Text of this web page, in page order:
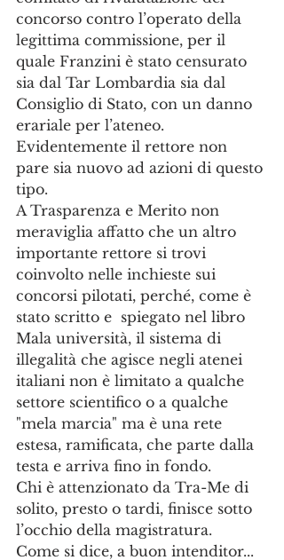
concorso contro l’operato della
legittima commissione, per il
quale Franzini è stato censurato
sia dal Tar Lombardia sia dal
Consiglio di Stato, con un danno
erariale per l’ateneo.
Evidentemente il rettore non
pare sia nuovo ad azioni di questo
tipo.
A Trasparenza e Merito non
meraviglia affatto che un altro
importante rettore si trovi
coinvolto nelle inchieste sui
concorsi pilotati, perché, come è
stato scritto e  spiegato nel libro
Mala università, il sistema di
illegalità che agisce negli atenei
italiani non è limitato a qualche
settore scientifico o a qualche
"mela marcia" ma è una rete
estesa, ramificata, che parte dalla
testa e arriva fino in fondo.
Chi è attenzionato da Tra-Me di
solito, presto o tardi, finisce sotto
l’occhio della magistratura.
Come si dice, a buon intenditor...